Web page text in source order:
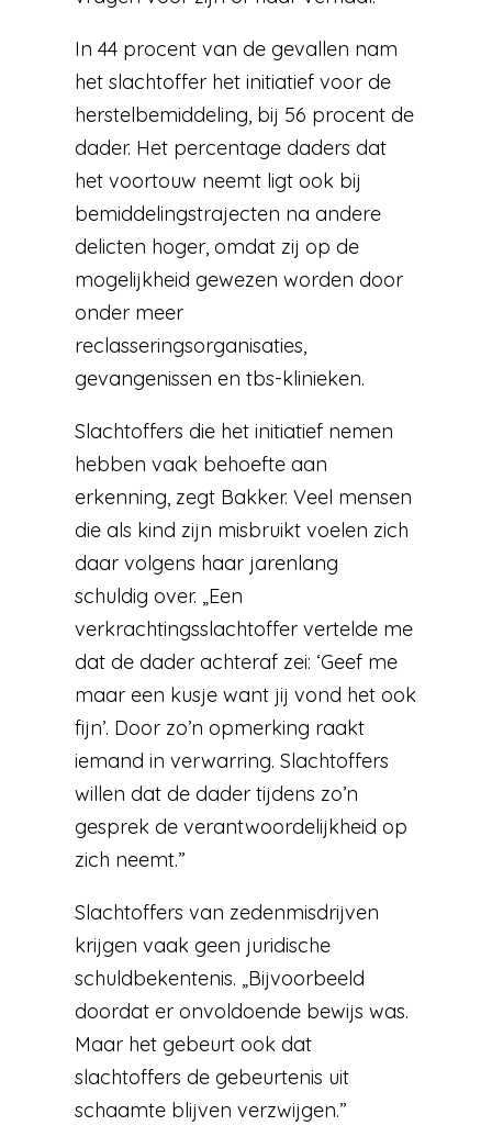
In 44 procent van de gevallen nam
het slachtoffer het initiatief voor de
herstelbemiddeling, bij 56 procent de
dader. Het percentage daders dat
het voortouw neemt ligt ook bij
bemiddelingstrajecten na andere
delicten hoger, omdat zij op de
mogelijkheid gewezen worden door
onder meer
reclasseringsorganisaties,
gevangenissen en tbs-klinieken.
Slachtoffers die het initiatief nemen
hebben vaak behoefte aan
erkenning, zegt Bakker. Veel mensen
die als kind zijn misbruikt voelen zich
daar volgens haar jarenlang
schuldig over. „Een
verkrachtingsslachtoffer vertelde me
dat de dader achteraf zei: ‘Geef me
maar een kusje want jij vond het ook
fijn’. Door zo’n opmerking raakt
iemand in verwarring. Slachtoffers
willen dat de dader tijdens zo’n
gesprek de verantwoordelijkheid op
zich neemt.”
Slachtoffers van zedenmisdrijven
krijgen vaak geen juridische
schuldbekentenis. „Bijvoorbeeld
doordat er onvoldoende bewijs was.
Maar het gebeurt ook dat
slachtoffers de gebeurtenis uit
schaamte blijven verzwijgen.”